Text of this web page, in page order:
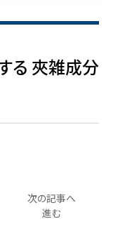
る 夾雑成分
次の記事へ
進む